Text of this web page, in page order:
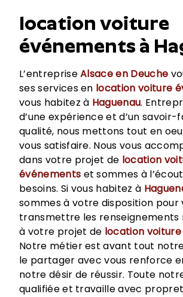
location voiture
événements à
L’entrepriseAlsace en Deuche
ses services en location voiture
vous habitez à Haguenau.
d’une expérience et d’un savoir-
qualité, nous mettons tout en
vous satisfaire. Nous vous
dans votre projet de location
événements et sommes à
besoins. Si vous habitez à
sommes à votre disposition pour
transmettre les renseignements
à votre projet de location
Notre métier est avant tout
le partager avec vous renforce
notre désir de réussir. Toute
qualifiée et travaille avec